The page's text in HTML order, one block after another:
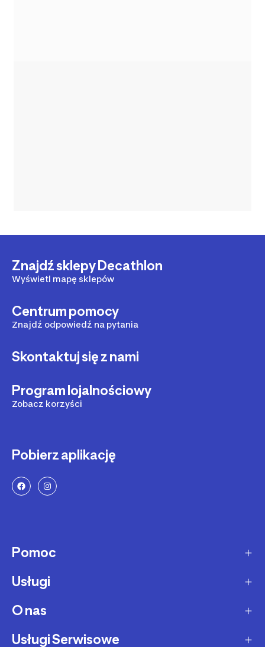
Znajdź sklepy Decathlon
Wyświetl mapę sklepów
Centrum pomocy
Znajdź odpowiedź na pytania
Skontaktuj się z nami
Program lojalnościowy
Zobacz korzyści
Pobierz aplikację
Pomoc
Sposoby dostawy
Dostawa ekspresowa
Usługi
Zakupy na raty
Ochrona środowiska
O nas
O Decathlon
Usługi Serwisowe